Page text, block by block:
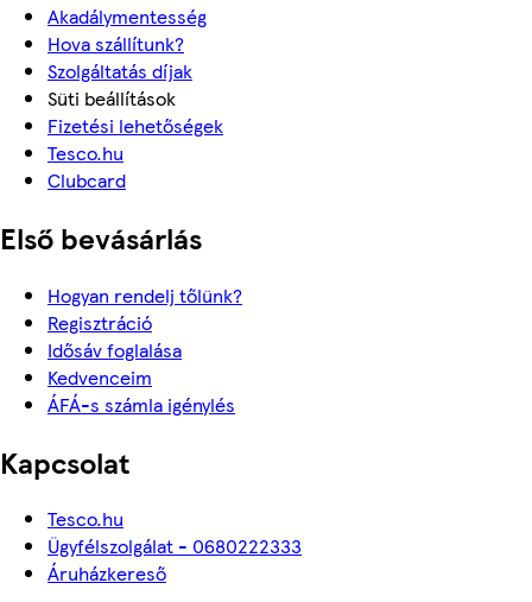
Akadálymentesség
Hova szállítunk?
Szolgáltatás díjak
Süti beállítások
Fizetési lehetőségek
Tesco.hu
Clubcard
Első bevásárlás
Hogyan rendelj tőlünk?
Regisztráció
Idősáv foglalása
Kedvenceim
ÁFÁ-s számla igénylés
Kapcsolat
Tesco.hu
Ügyfélszolgálat - 0680222333
Áruházkereső